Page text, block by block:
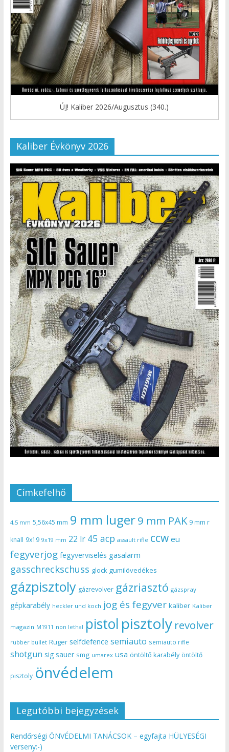
ÚJ! Kaliber 2026/Augusztus (340.)
Kaliber Évkönyv 2026
Címkefelhő
4,5 mm 5,56x45 mm 9 mm luger9 mm PAK 9 mm r
knall 9x19 9x19 mm 22 lr 45 acp assault rifle ccw eu
fegyverjog fegyverviselés gasalarm
gasschreckschuss glock gumilövedékes
gázpisztoly gázrevolver gázriasztó gázspray
gépkarabély heckler und koch jog és fegyver kaliber Kaliber
magazin M1911 non lethal pistol pisztoly revolver
rubber bullet Ruger selfdefence semiauto semiauto rifle
shotgun sig sauer smg umarex usa öntöltő karabély öntöltő
pisztoly önvédelem
Legutóbbi bejegyzések
Rendőrségi ÖNVÉDELMI TANÁCSOK – egyfajta HÜLYESÉGI
verseny:-)